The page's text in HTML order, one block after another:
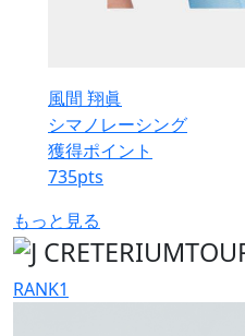
風間 翔眞
シマノレーシング
獲得ポイント
735pts
もっと見る
RANK1